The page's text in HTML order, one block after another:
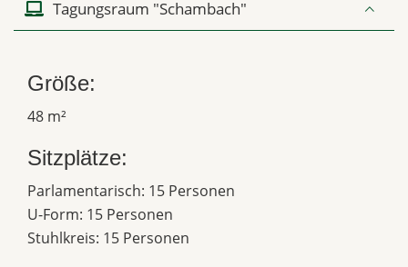
Tagungsraum "Schambach"
Größe:
48 m²
Sitzplätze:
Parlamentarisch: 15 Personen
U-Form: 15 Personen
Stuhlkreis: 15 Personen